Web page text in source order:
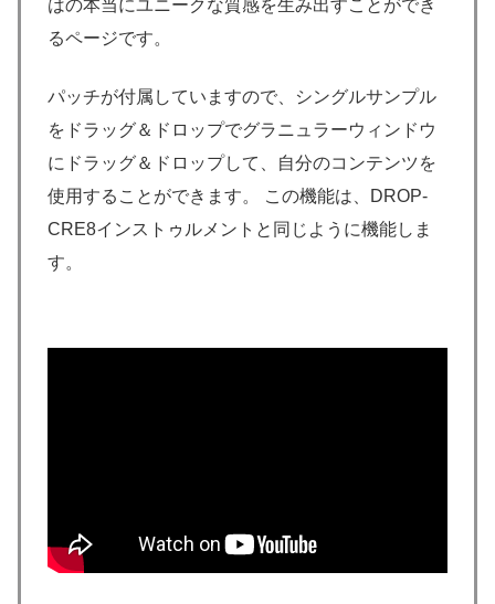
はの本当にユニークな質感を生み出すことができ
るページです。
パッチが付属していますので、シングルサンプル
をドラッグ＆ドロップでグラニュラーウィンドウ
にドラッグ＆ドロップして、自分のコンテンツを
使用することができます。 この機能は、DROP-
CRE8インストゥルメントと同じように機能しま
す。